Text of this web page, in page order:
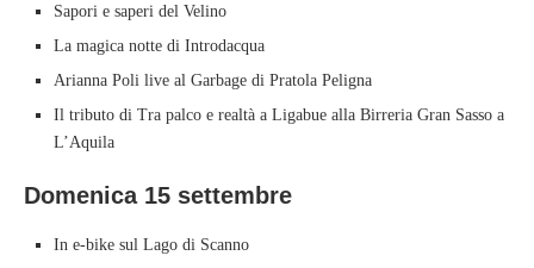
Sapori e saperi del Velino
La magica notte di Introdacqua
Arianna Poli live al Garbage di Pratola Peligna
Il tributo di Tra palco e realtà a Ligabue alla Birreria Gran Sasso a
L’Aquila
Domenica 15 settembre
In e-bike sul Lago di Scanno